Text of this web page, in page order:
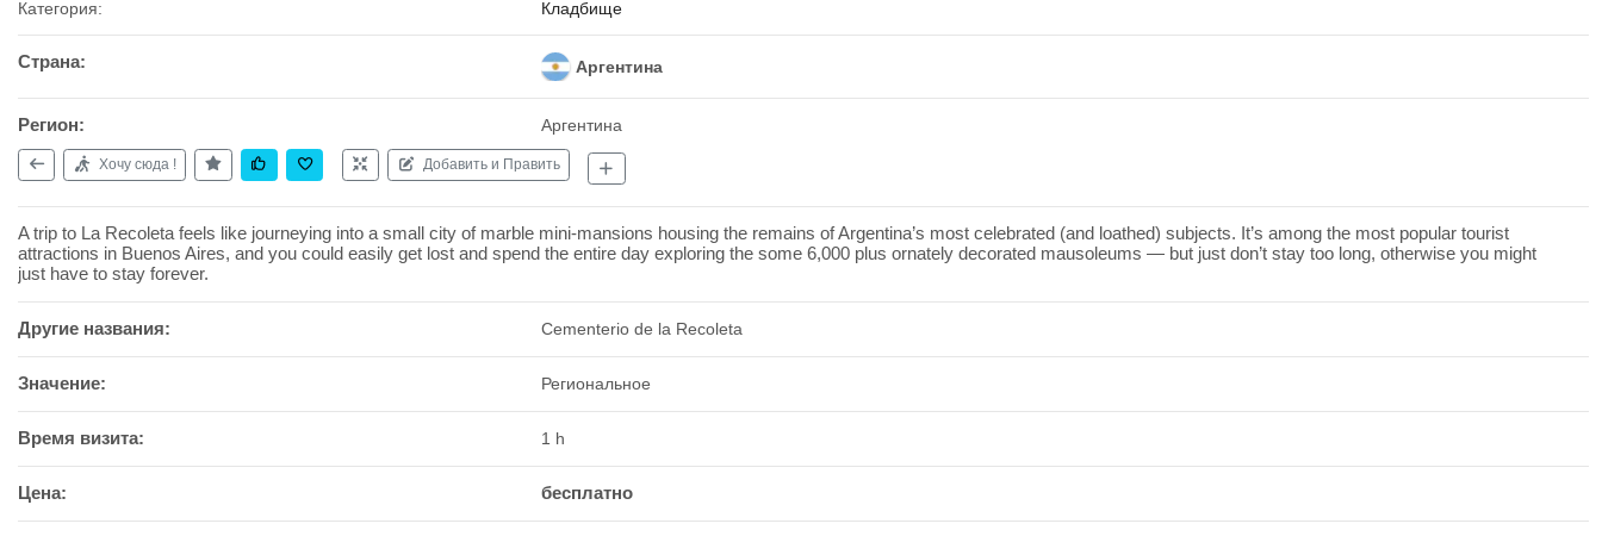
Категория: Кладбище
Страна: Аргентина
Регион: Аргентина
Хочу сюда ! Добавить и Править
A trip to La Recoleta feels like journeying into a small city of marble mini-mansions housing the remains of Argentina’s most celebrated (and loathed) subjects. It’s among the most popular tourist
attractions in Buenos Aires, and you could easily get lost and spend the entire day exploring the some 6,000 plus ornately decorated mausoleums — but just don’t stay too long, otherwise you might
just have to stay forever.
Другие названия: Cementerio de la Recoleta
Значение: Региональное
Время визита: 1 h
Цена: бесплатно